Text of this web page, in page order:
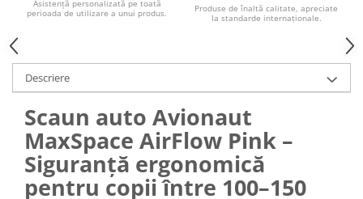
Asistență personalizată pe toată
perioada de utilizare a unui produs.
Produse de înaltă calitate, apreciate
la standarde internaționale.
Descriere
Scaun auto Avionaut
MaxSpace AirFlow Pink –
Siguranță ergonomică
pentru copii între 100–150